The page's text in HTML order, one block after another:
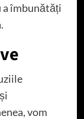
a îmbunătăți
vom